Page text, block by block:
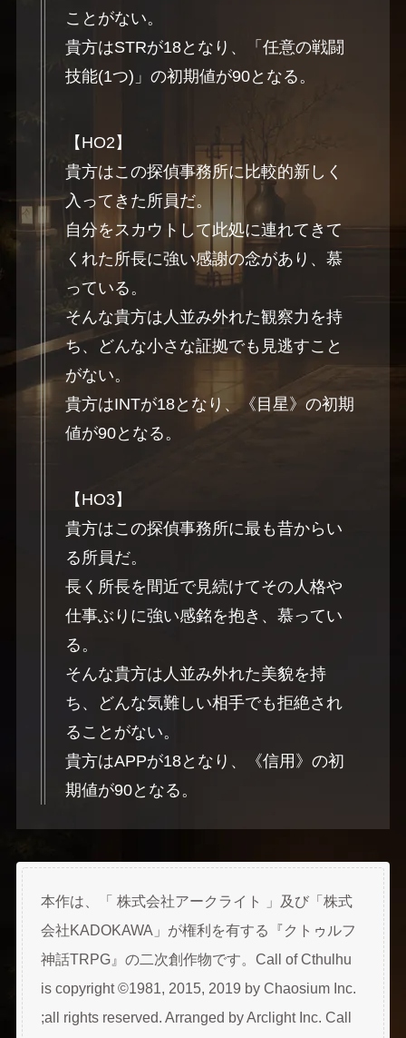
ことがない。
貴方はSTRが18となり、「任意の戦闘
技能(1つ)」の初期値が90となる。
【HO2】
貴方はこの探偵事務所に比較的新しく
入ってきた所員だ。
自分をスカウトして此処に連れてきて
くれた所長に強い感謝の念があり、慕
っている。
そんな貴方は人並み外れた観察力を持
ち、どんな小さな証拠でも見逃すこと
がない。
貴方はINTが18となり、《目星》の初期
値が90となる。
【HO3】
貴方はこの探偵事務所に最も昔からい
る所員だ。
長く所長を間近で見続けてその人格や
仕事ぶりに強い感銘を抱き、慕ってい
る。
そんな貴方は人並み外れた美貌を持
ち、どんな気難しい相手でも拒絶され
ることがない。
貴方はAPPが18となり、《信用》の初
期値が90となる。
本作は、「 株式会社アークライト 」及び「株式
会社KADOKAWA」が権利を有する『クトゥルフ
神話TRPG』の二次創作物です。Call of Cthulhu
is copyright ©1981, 2015, 2019 by Chaosium Inc.
;all rights reserved. Arranged by Arclight Inc. Call